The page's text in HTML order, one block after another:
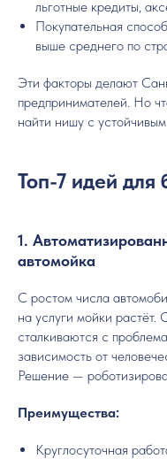
льготные кредиты,
Покупательная
выше среднего по
Эти факторы делают
предпринимателей. Но
найти нишу с
Топ-7 идей
1.
автомойка
С ростом числа
на услуги мойки
сталкиваются с
зависимость от
Решение —
Преимущества:
Круглосуточная